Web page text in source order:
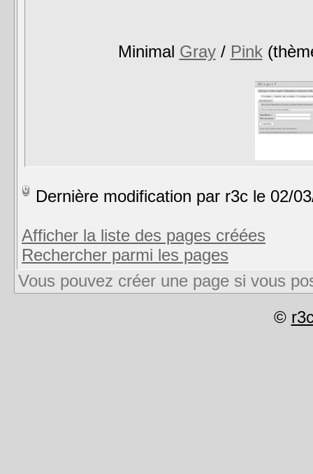
Minimal Gray/ Pink
Dernière modification par r3c le 02/
Afficher la liste des pages créées
Rechercher parmi les pages
Vous pouvez créer une page si vous
©